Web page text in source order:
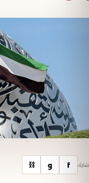
شارك f و ⛓